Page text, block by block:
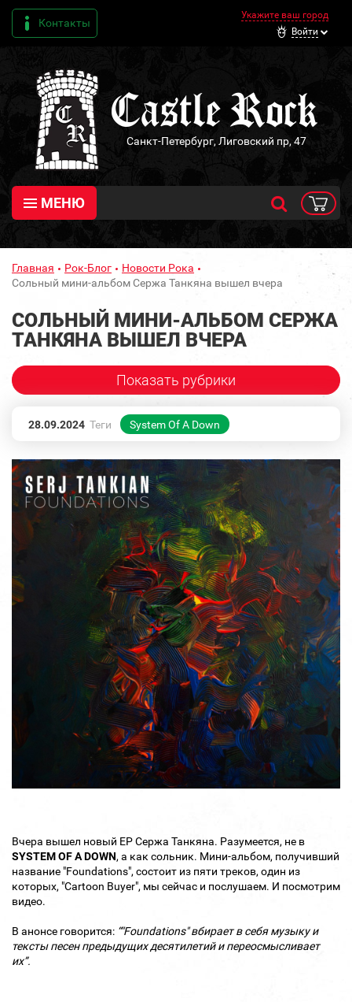
Контакты
Укажите ваш город
Войти
Санкт-Петербург, Лиговский пр, 47
МЕНЮ
Главная Рок-Блог
Новости Рока
Сольный мини-альбом Сержа Танкяна вышел вчера
СОЛЬНЫЙ МИНИ-АЛЬБОМ СЕРЖА
ТАНКЯНА ВЫШЕЛ ВЧЕРА
Показать рубрики
28.09.2024 Теги System Of A Down
Вчера вышел новый ЕР Сержа Танкяна. Разумеется, не в
SYSTEM OF A DOWN, а как сольник. Мини-альбом, получивший
название "Foundations", состоит из пяти треков, один из
которых, "Cartoon Buyer", мы сейчас и послушаем. И посмотрим
видео.
В анонсе говорится: “"Foundations" вбирает в себя музыку и
тексты песен предыдущих десятилетий и переосмысливает
их”.